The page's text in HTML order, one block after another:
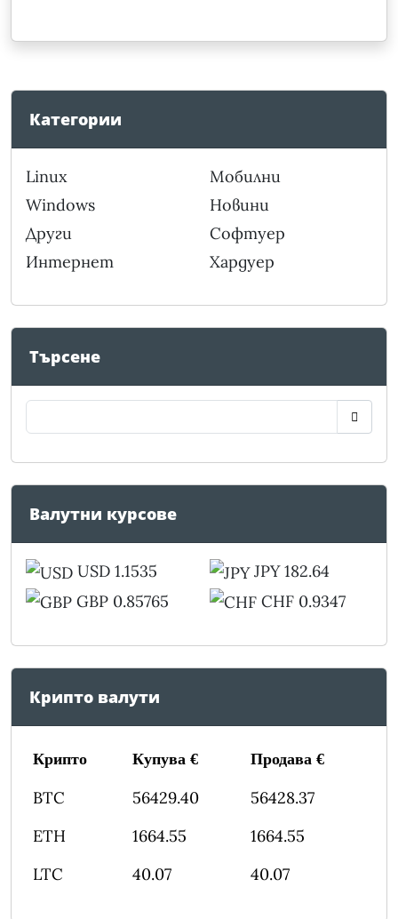
Категории
Linux
Windows
Други
Интернет
Мобилни
Новини
Софтуер
Хардуер
Търсене
Валутни курсове
USD 1.1535
GBP 0.85765
JPY 182.64
CHF 0.9347
Крипто валути
Крипто Купува € Продава €
BTC 56429.40
56428.37
ETH
1664.55
1664.55
LTC
40.07 40.07